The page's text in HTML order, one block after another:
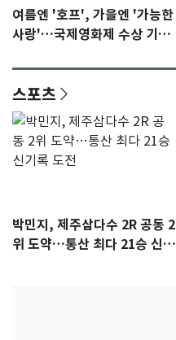
여름엔 '호프', 가을엔 '가능한
사랑'…국제영화제 수상 기대
스포츠
박민지, 제주삼다수 2R 공동 2
위 도약…통산 최다 21승 신기